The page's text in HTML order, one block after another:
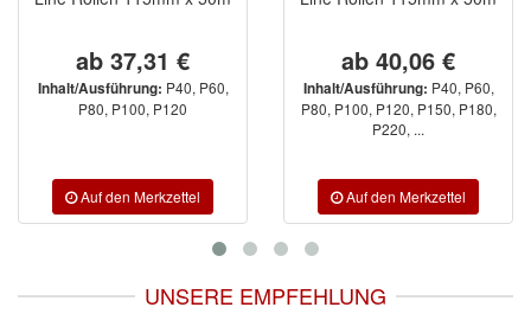
ab 37,31 €
Inhalt/Ausführung: P40, P60,
P80, P100, P120
ab 40,06 €
Inhalt/Ausführung: P40, P60,
P80, P100, P120, P150, P180,
P220, ...
UNSERE EMPFEHLUNG